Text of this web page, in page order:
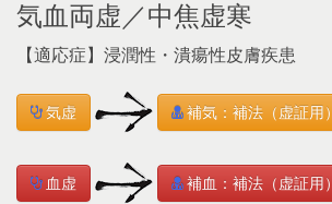
気血両虚／中焦虚寒
【適応症】浸潤性・潰瘍性皮膚疾患
気虚 補気：補法（虚証用）
血虚 補血：補法（虚証用）